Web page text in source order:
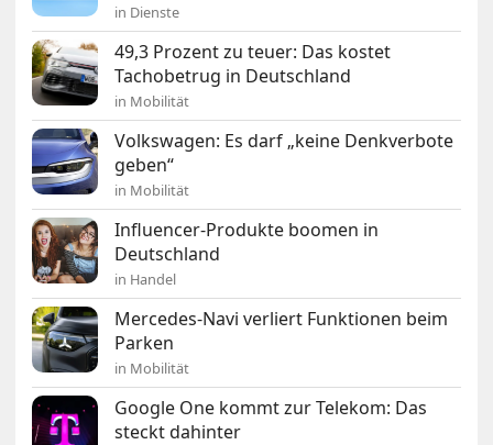
in Dienste
49,3 Prozent zu teuer: Das kostet
Tachobetrug in Deutschland
in Mobilität
Volkswagen: Es darf „keine Denkverbote
geben“
in Mobilität
Influencer-Produkte boomen in
Deutschland
in Handel
Mercedes-Navi verliert Funktionen beim
Parken
in Mobilität
Google One kommt zur Telekom: Das
steckt dahinter